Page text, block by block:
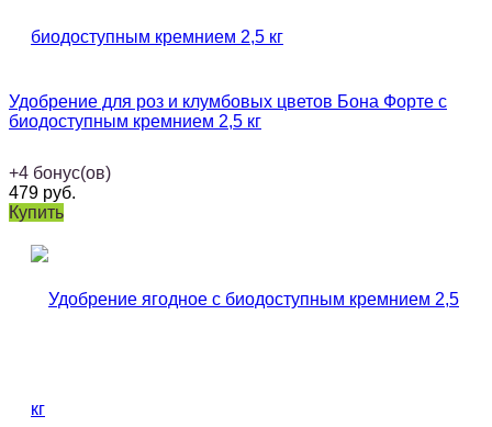
Удобрение для роз и клумбовых цветов Бона Форте с
биодоступным кремнием 2,5 кг
+4 бонус(ов)
479 руб.
Купить